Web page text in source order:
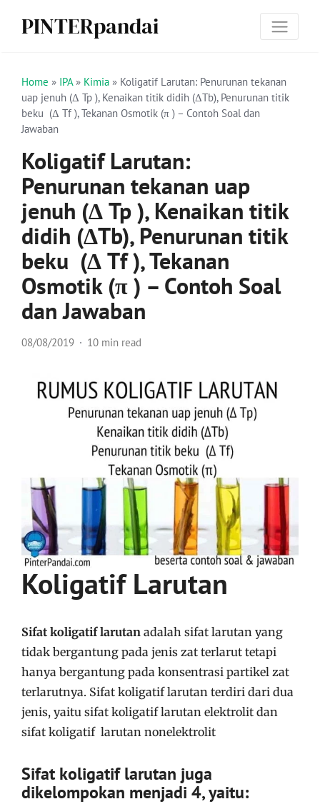
PINTERpandai
Home » IPA» Kimia » Koligatif Larutan: Penurunan tekanan
uap jenuh (Δ Tp ), Kenaikan titik didih (ΔTb), Penurunan titik
beku (Δ Tf ), Tekanan Osmotik (π ) – Contoh Soal dan
Jawaban
Koligatif Larutan:
Penurunan tekanan uap
jenuh (Δ Tp ), Kenaikan titik
didih (ΔTb), Penurunan titik
beku (Δ Tf ), Tekanan
Osmotik (π ) – Contoh Soal
dan Jawaban
08/08/2019 10 min read
Koligatif Larutan
Sifat koligatif larutan adalah sifat larutan yang
tidak bergantung pada jenis zat terlarut tetapi
hanya bergantung pada konsentrasi partikel zat
terlarutnya. Sifat koligatif larutan terdiri dari dua
jenis, yaitu sifat koligatif larutan elektrolit dan
sifat koligatif larutan nonelektrolit
Sifat koligatif larutan juga
dikelompokan menjadi 4, yaitu: